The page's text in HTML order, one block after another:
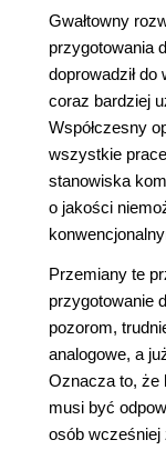
Gwałtowny
przygotowania
doprowadził
coraz bardziej
Współczesny
wszystkie
stanowiska
o jakości
Przemiany te
przygotowanie
pozorom,
analogowe, a
Oznacza to, że
musi być
osób wcześniej